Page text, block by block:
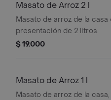
Masato de Arroz 2 l
Masato de arroz de la casa
presentación de 2 litros.
$ 19.000
Masato de Arroz 1 l
Masato de arroz de la casa,